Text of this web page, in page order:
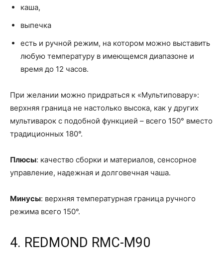
каша,
выпечка
есть и ручной режим, на котором можно выставить
любую температуру в имеющемся диапазоне и
время до 12 часов.
При желании можно придраться к «Мультиповару»:
верхняя граница не настолько высока, как у других
мультиварок с подобной функцией – всего 150° вместо
традиционных 180°.
Плюсы: качество сборки и материалов, сенсорное
управление, надежная и долговечная чаша.
Минусы: верхняя температурная граница ручного
режима всего 150°.
4. REDMOND RMC-M90